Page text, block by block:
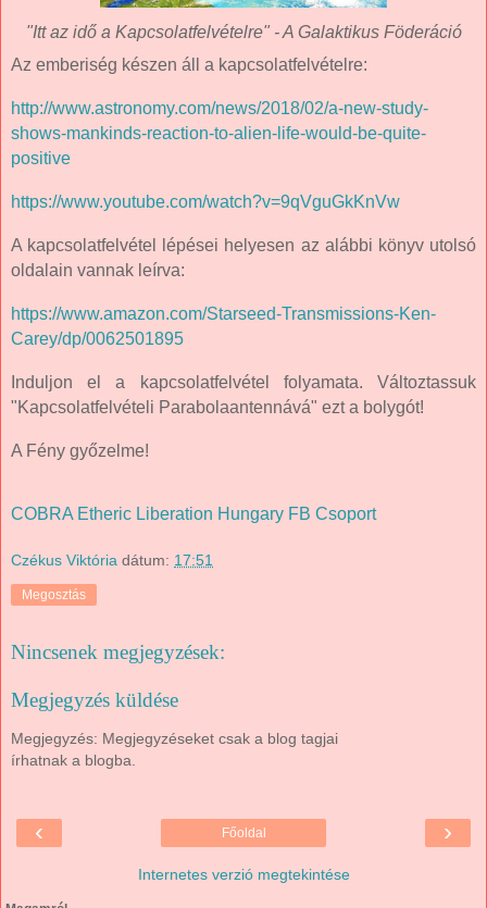
"Itt az idő a Kapcsolatfelvételre" - A Galaktikus Föderáció
Az emberiség készen áll a kapcsolatfelvételre:
http://www.astronomy.com/news/2018/02/a-new-study-
shows-mankinds-reaction-to-alien-life-would-be-quite-
positive
https://www.youtube.com/watch?v=9qVguGkKnVw
A kapcsolatfelvétel lépései helyesen az alábbi könyv utolsó
oldalain vannak leírva:
https://www.amazon.com/Starseed-Transmissions-Ken-
Carey/dp/0062501895
Induljon el a kapcsolatfelvétel folyamata. Változtassuk
"Kapcsolatfelvételi Parabolaantennává" ezt a bolygót!
A Fény győzelme!
COBRA Etheric Liberation Hungary FB Csoport
Czékus Viktória dátum: 17:51
Megosztás
Nincsenek megjegyzések:
Megjegyzés küldése
Megjegyzés: Megjegyzéseket csak a blog tagjai
írhatnak a blogba.
‹ ›
Főoldal
Internetes verzió megtekintése